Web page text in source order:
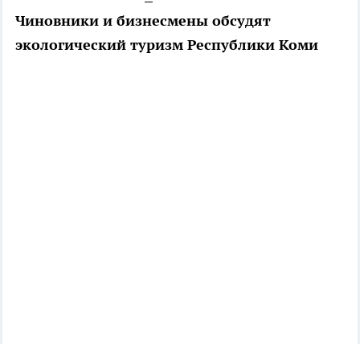
Чиновники и бизнесмены обсудят
экологический туризм Республики Коми